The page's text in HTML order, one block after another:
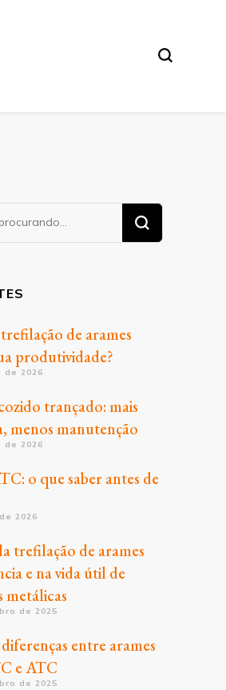
de arames
produtividade?
de 2026
trançado: mais
menos manutenção
de 2026
o que saber antes de
2026
trefilação de arames
e na vida útil de
metálicas
de 2025
entre arames
e ATC
de 2025